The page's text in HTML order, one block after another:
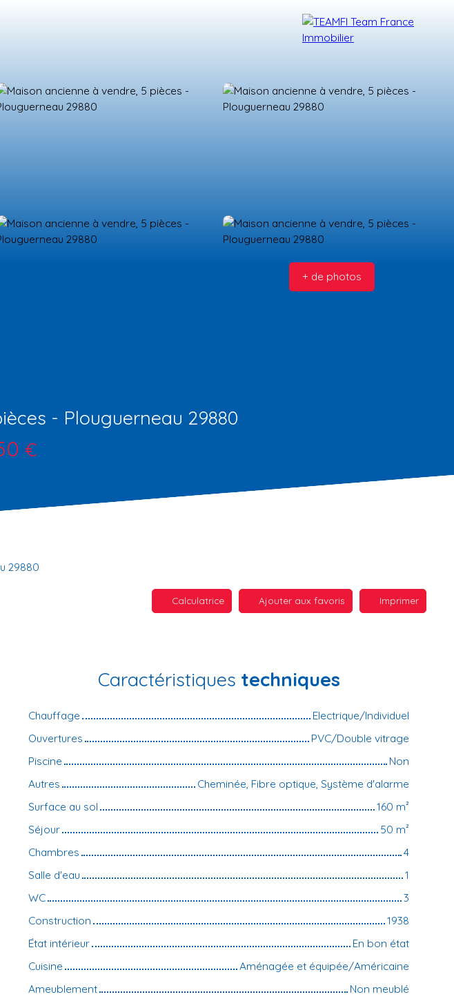
LA TEAM RECRUTEMENT TÉMOIGNAGES NOS FORMATIONS BLOG CONTACT
+ de photos
- Plouguerneau 29880
€
29880
Calculatrice Ajouter aux favoris Imprimer
Caractéristiques techniques
Chauffage
Electrique/Individuel
Ouvertures
PVC/Double vitrage
Piscine
Non
Autres
Cheminée, Fibre optique, Système d'alarme
Surface au sol
160 m²
Séjour
50 m²
Chambres
4
Salle d'eau
1
WC
3
Construction
1938
État intérieur
En bon état
Cuisine
Aménagée et équipée/Américaine
Ameublement
Non meublé